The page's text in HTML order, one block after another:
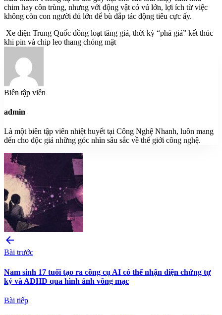
chim hay côn trùng, nhưng với động vật có vú lớn, lợi ích từ việc
không còn con người đủ lớn để bù đắp tác động tiêu cực ấy.
Xe điện Trung Quốc đồng loạt tăng giá, thời kỳ “phá giá” kết thúc
khi pin và chip leo thang chóng mặt
Biên tập viên
admin
Là một biên tập viên nhiệt huyết tại Công Nghệ Nhanh, luôn mang
đến cho độc giả những góc nhìn sâu sắc về thế giới công nghệ.
arrow_back
Bài trước
Nam sinh 17 tuổi tạo ra công cụ AI có thể nhận diện chứng tự
kỷ và ADHD qua hình ảnh võng mạc
Bài tiếp